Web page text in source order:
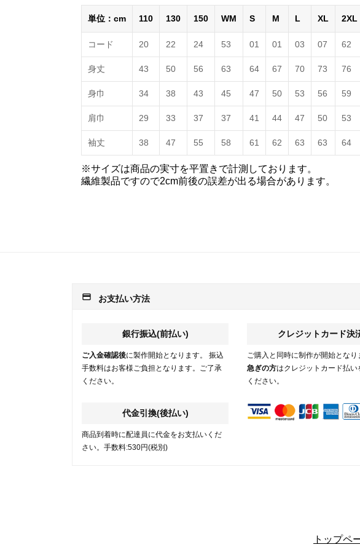
単位：cm 110 130 150 WM S M L XL 2XL
コード 20 22 24 53 01 01 03 07 62
身丈 43 50 56 63 64 67 70 73 76
身巾 34 38 43 45 47 50 53 56 59
肩巾 29 33 37 37 41 44 47 50 53
袖丈 38 47 55 58 61 62 63 63 64
※サイズは商品の実寸を平置きで計測しております。
繊維製品ですので2cm前後の誤差が出る場合があります。
payment お支払い方法
銀行振込(前払い)
ご入金確認後に製作開始となります。 振込
手数料はお客様ご負担となります。ご了承
ください。
代金引換(後払い)
商品到着時に配達員に代金をお支払いくだ
さい。手数料:530円(税別)
クレジットカード決
ご購入と同時に制作が開始となり
急ぎの方はクレジットカード払い
ください。
トップペ